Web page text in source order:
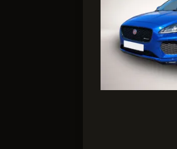
Kame